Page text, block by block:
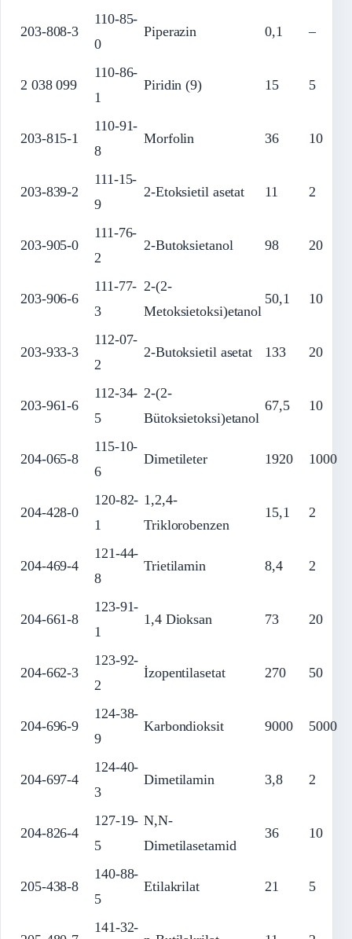
203-808-3
110-85-
0
Piperazin 0,1 –
2 038 099
110-86-
1
Piridin (9) 15 5
203-815-1
110-91-
8
Morfolin 36 10
203-839-2
111-15-
9
2-Etoksietil asetat 11 2
203-905-0
111-76-
2
2-Butoksietanol 98 20
203-906-6
111-77-
3
2-(2-
Metoksietoksi)etanol
50,1 10
203-933-3
112-07-
2
2-Butoksietil asetat 133 20
203-961-6
112-34-
5
2-(2-
Bütoksietoksi)etanol
67,5 10
204-065-8
115-10-
6
Dimetileter 1920 1000
204-428-0
120-82-
1
1,2,4-
Triklorobenzen
15,1 2
204-469-4
121-44-
8
Trietilamin 8,4 2
204-661-8
123-91-
1
1,4 Dioksan 73 20
204-662-3
123-92-
2
İzopentilasetat 270 50
204-696-9
124-38-
9
Karbondioksit 9000 5000
204-697-4
124-40-
3
Dimetilamin 3,8 2
204-826-4
127-19-
5
N,N-
Dimetilasetamid
36 10
205-438-8
140-88-
5
Etilakrilat 21 5
141-32-